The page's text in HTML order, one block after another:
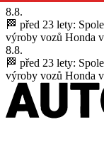
8.8.
🏁 před 23 lety:
výroby vozů Honda
8.8.
🏁 před 23 lety:
výroby vozů Honda